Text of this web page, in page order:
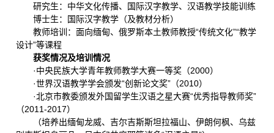
研究生：中华文化传播、国际汉字教学、汉语教学技能训练
博士生：国际汉字教学（及教材分析）
教师培训：面向缅甸、俄罗斯本土教师教授“传统文化”“教学
设计”等课程
获奖情况及培训情况
·中央民族大学青年教师教学大赛一等奖（2000）
·世界汉语教学学会颁发“创新论文奖”（2010）
·北京市教委颁发外国留学生汉语之星大赛“优秀指导教师奖”
（2011-2017）
（培养出缅甸龙威、吉尔吉斯斯坦拉福山、伊朗何枫、乌兹